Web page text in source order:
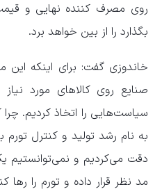
روی مصرف کننده نهایی و قیمت
بگذارد را از بین خواهد برد.
خاندوزی گفت: برای اینکه این
صنایع روی کالاهای مورد
سیاست‌هایی را اتخاذ کردیم.
به نام رشد تولید و کنترل
دقت می‌کردیم و نمی‌توانستیم
مد نظر قرار داده و تورم را